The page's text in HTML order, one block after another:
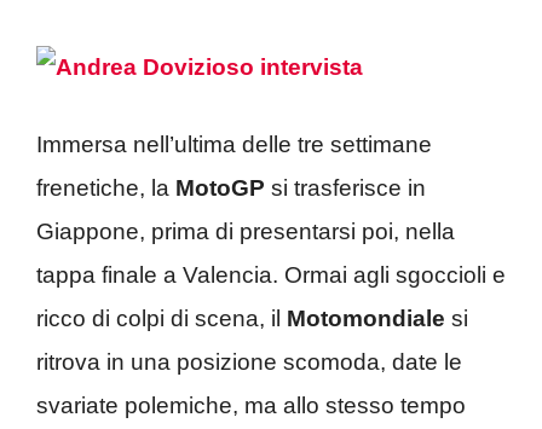
Immersa nell’ultima delle tre settimane
frenetiche, la MotoGP si trasferisce in
Giappone, prima di presentarsi poi, nella
tappa finale a Valencia. Ormai agli sgoccioli e
ricco di colpi di scena, il Motomondiale si
ritrova in una posizione scomoda, date le
svariate polemiche, ma allo stesso tempo